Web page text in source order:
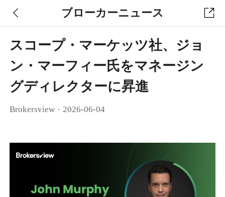
ブローカーニュース
スコープ・マーケッツ社、ジョ
ン・マーフィー氏をマネージン
グディレクターに昇進
Brokersview · 2026-06-04